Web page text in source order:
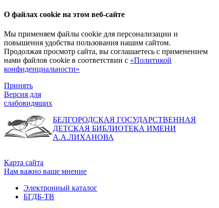
О файлах cookie на этом веб-сайте
Мы применяем файлы cookie для персонализации и
повышения удобства пользования нашим сайтом.
Продолжая просмотр сайта, вы соглашаетесь с применением
нами файлов cookie в соответствии с «Политикой
конфиденциальности»
Принять
Версия для
слабовидящих
БЕЛГОРОДСКАЯ ГОСУДАРСТВЕННАЯ
ДЕТСКАЯ БИБЛИОТЕКА ИМЕНИ
А.А.ЛИХАНОВА
Карта сайта
Нам важно ваше мнение
Электронный каталог
БГДБ-ТВ